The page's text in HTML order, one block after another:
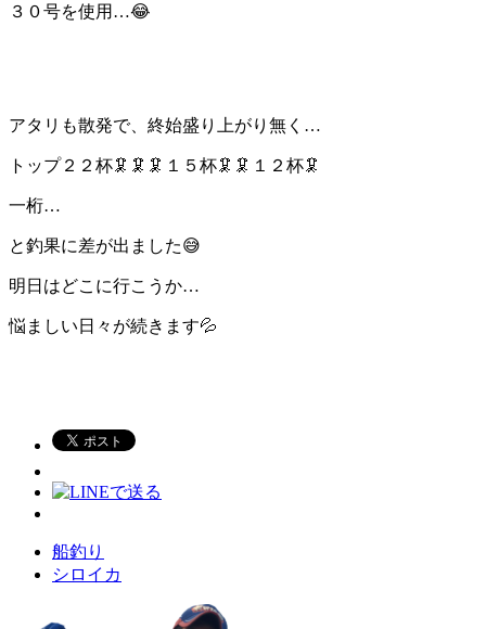
３０号を使用…😂
アタリも散発で、終始盛り上がり無く…
トップ２２杯🦑🦑🦑１５杯🦑🦑１２杯🦑
一桁…
と釣果に差が出ました😅
明日はどこに行こうか…
悩ましい日々が続きます💦
船釣り
シロイカ